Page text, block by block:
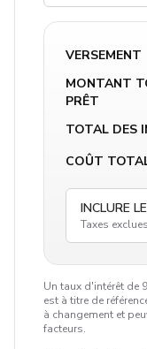
VERSEMENT
MONTANT
PRÊT
TOTAL DES
COÛT
INCLURE
Taxes
Un taux d'intérêt de
est à titre de
à changement et
facteurs.